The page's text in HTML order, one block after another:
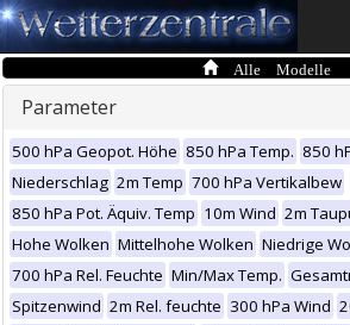
Alle Modelle
Parameter
500 hPa Geopot. Höhe 850 hPa Temp. 850
Niederschlag 2m Temp 700 hPa Vertikalbew
850 hPa Pot. Äquiv. Temp 10m Wind 2m
Hohe Wolken Mittelhohe Wolken Niedrige
700 hPa Rel. Feuchte Min/Max Temp.
Spitzenwind 2m Rel. feuchte 300 hPa Wind